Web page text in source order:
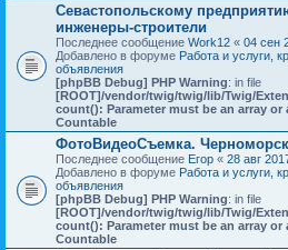
Севастопольскому
инженеры-строители
Последнее сообщение Work12 « 04 сен
Добавлено в форуме Работа и услуги,
объявления
[phpBB Debug] PHP Warning: in file
[ROOT]/vendor/twig/twig/lib/Twig/
count(): Parameter must be an array
Countable
ФотоВидеоСъемка.
Последнее сообщение Егор « 28 авг
Добавлено в форуме Работа и услуги,
объявления
[phpBB Debug] PHP Warning: in file
[ROOT]/vendor/twig/twig/lib/Twig/
count(): Parameter must be an array
Countable